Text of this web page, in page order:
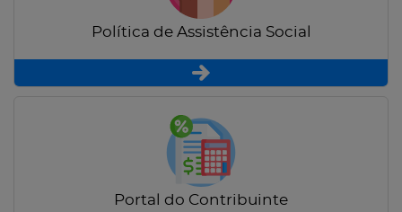
Política de Assistência Social
Portal do Contribuinte